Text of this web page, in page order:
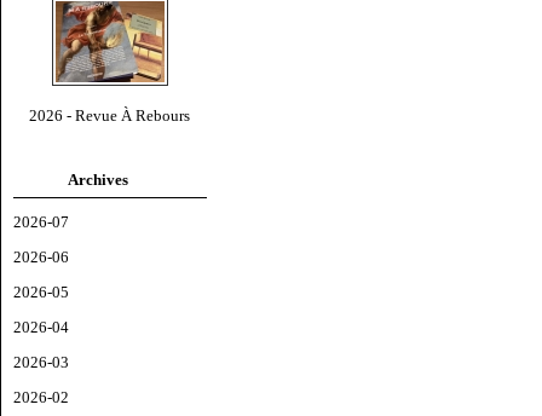
2026 - Revue À Rebours
Archives
2026-07
2026-06
2026-05
2026-04
2026-03
2026-02